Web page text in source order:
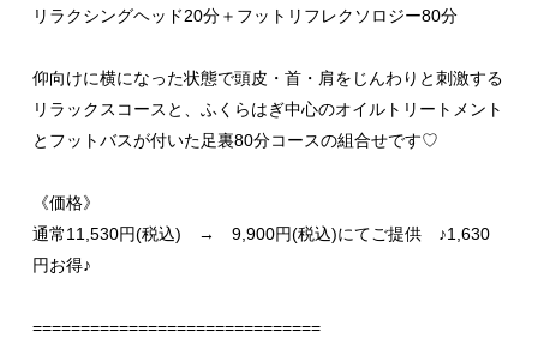
リラクシングヘッド20分＋フットリフレクソロジー80分
仰向けに横になった状態で頭皮・首・肩をじんわりと刺激する
リラックスコースと、ふくらはぎ中心のオイルトリートメント
とフットバスが付いた足裏80分コースの組合せです♡
《価格》
通常11,530円(税込) → 9,900円(税込)にてご提供 ♪1,630
円お得♪
==============================